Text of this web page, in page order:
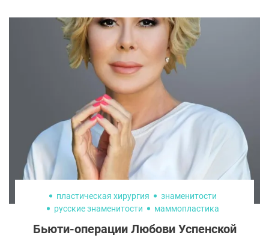
пластическая хирургия
знаменитости
русские знаменитости
маммопластика
Бьюти-операции Любови Успенской